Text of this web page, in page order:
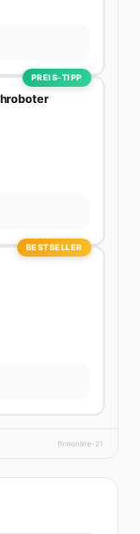
PREIS-TIPP
BESTSELLER
fhmonline-21